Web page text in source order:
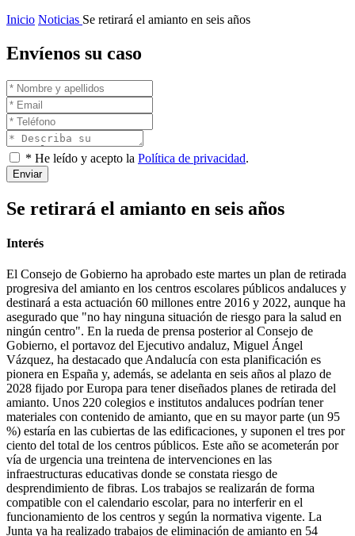
Inicio Noticias Se retirará el amianto en seis años
Envíenos su caso
* He leído y acepto la Política de privacidad.
Enviar
Se retirará el amianto en seis años
Interés
El Consejo de Gobierno ha aprobado este martes un plan de retirada
progresiva del amianto en los centros escolares públicos andaluces y
destinará a esta actuación 60 millones entre 2016 y 2022, aunque ha
asegurado que "no hay ninguna situación de riesgo para la salud en
ningún centro". En la rueda de prensa posterior al Consejo de
Gobierno, el portavoz del Ejecutivo andaluz, Miguel Ángel
Vázquez, ha destacado que Andalucía con esta planificación es
pionera en España y, además, se adelanta en seis años al plazo de
2028 fijado por Europa para tener diseñados planes de retirada del
amianto. Unos 220 colegios e institutos andaluces podrían tener
materiales con contenido de amianto, que en su mayor parte (un 95
%) estaría en las cubiertas de las edificaciones, y suponen el tres por
ciento del total de los centros públicos. Este año se acometerán por
vía de urgencia una treintena de intervenciones en las
infraestructuras educativas donde se constata riesgo de
desprendimiento de fibras. Los trabajos se realizarán de forma
compatible con el calendario escolar, para no interferir en el
funcionamiento de los centros y según la normativa vigente. La
Junta ya ha realizado trabajos de eliminación de amianto en 54